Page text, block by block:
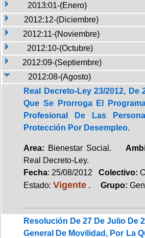
2013:01-(Enero)
2012:12-(Diciembre)
2012:11-(Noviembre)
2012:10-(Octubre)
2012:09-(Septiembre)
2012:08-(Agosto)
Real Decreto-Ley 23/2012, De
Que Se Prorroga El
Profesional De Las
Protección Por Desempleo.
Area: Bienestar Social.
Real Decreto-Ley.
Fecha: 25/08/2012 Colectivo:
Estado: Vigente . Grupo:
Resolución De 27 De Julio De
General De Movilidad, Por La